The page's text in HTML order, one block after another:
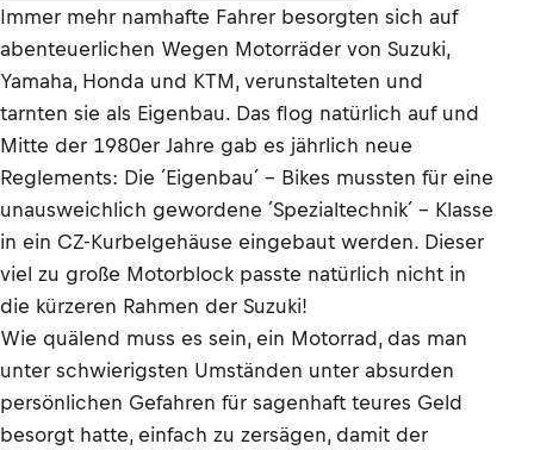
Immer mehr namhafte Fahrer besorgten sich auf
abenteuerlichen Wegen Motorräder von Suzuki,
Yamaha, Honda und KTM, verunstalteten und
tarnten sie als Eigenbau. Das flog natürlich auf und
Mitte der 1980er Jahre gab es jährlich neue
Reglements: Die ´Eigenbau´ - Bikes mussten für eine
unausweichlich gewordene ´Spezialtechnik´ - Klasse
in ein CZ-Kurbelgehäuse eingebaut werden. Dieser
viel zu große Motorblock passte natürlich nicht in
die kürzeren Rahmen der Suzuki!
Wie quälend muss es sein, ein Motorrad, das man
unter schwierigsten Umständen unter absurden
persönlichen Gefahren für sagenhaft teures Geld
besorgt hatte, einfach zu zersägen, damit der